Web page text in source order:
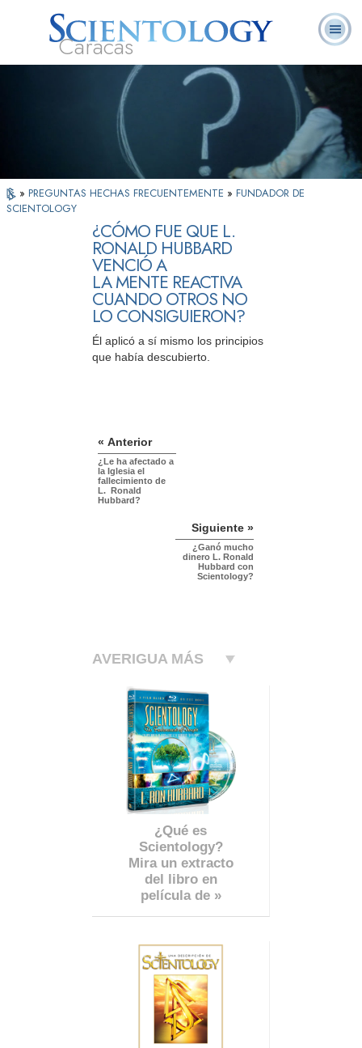
Caracas
¿Qué es
Scientology?
Ministros
Voluntarios
Preguntas
Frecuentes
» PREGUNTAS HECHAS FRECUENTEMENTE » FUNDADOR DE
SCIENTOLOGY
¿CÓMO FUE QUE L.
RONALD HUBBARD
VENCIÓ A
LA MENTE REACTIVA
CUANDO OTROS NO
LO CONSIGUIERON?
Él aplicó a sí mismo los principios
que había descubierto.
« Anterior
¿Le ha afectado a
la Iglesia el
fallecimiento de
L. Ronald
Hubbard?
Siguiente »
¿Ganó mucho
dinero L. Ronald
Hubbard con
Scientology?
AVERIGUA MÁS
¿Qué es
Scientology?
Mira un extracto
del libro en
película de »